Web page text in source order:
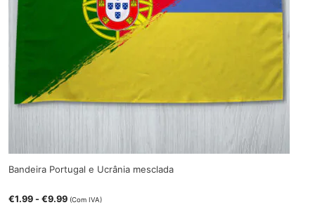
Bandeira Portugal e Ucrânia mesclada
€1.99 -€9.99 (Com IVA)